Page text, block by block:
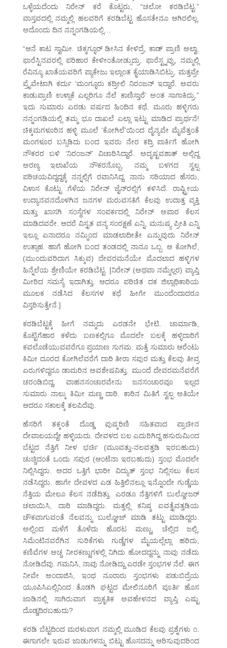
ಒಳ್ಳೆಯದೆಂದು ನಿರೇನ್ ಕರೆ ಕೊಟ್ಟರು, “ಚಲೋ ಕರಡಿಬೆಟ್ಟ.”
ವಾಸ್ತವದಲ್ಲಿ ನಮ್ಮಲ್ಲಿ ಹಲವರಿಗೆ ಕರಡಿಬೆಟ್ಟ ಹೊಸತೇನೂ ಆಗಿರಲಿಲ್ಲ.
ಅದೊಂದು ದಿನ ನನ್ನಂಗಡಿಯಲ್ಲಿ…
“ಆನೆ ಕಾಟ ಸ್ವಾಮೀ. ಚಿಕ್ಮಗ್ಳೂರ್ ಡೀಸಿನ ಕೇಳಿದ್ರೆ, ಕಾಡ್ ಪ್ರಾಣಿ ಅಲ್ವಾ.
ಫಾರೆಸ್ಟಿನವರಲ್ಲಿ ಪರಿಹಾರ ಕೇಳೀಂತೋಡ್ಸುದ್ರು. ಫಾರೆಸ್ಟ್ನವ್ರು, ನಮ್ಮಲ್ಲಿ
ರೆವಿನ್ಯೂ ಖಾತೆಯವರಿಗೆ ಪ್ಯಾಕೇಜು ಇಲ್ಲಾಂತ ಕೈಯಾಡಿಸಿಬಿಟ್ರು. ಮತ್ತವ್ರೇ
ಪ್ರೈವೇಟಾಗಿ ಕರ್ದು ‘ಮಂಗ್ಳೂರು ಕದ್ರೀಲಿ ನಿರಂಜನ್ ಇದ್ದಾರೆ. ಅವರು
ಕಾಡುಪ್ರಾಣಿ ಉಳ್ಸಾಕೆ ಎಲ್ಲರಿಗೂ ನೆಲೆ ಕಾಣಿಸ್ತಾರೆ’ ಅಂತ ಸಾಗಾಕಿದ್ರು.”
ಇದು ಸುಮಾರು ಎರಡು ವರ್ಷದ ಹಿಂದಿನ ಕಥೆ. ಮೂರು ಹಳ್ಳಿಗರು
ನನ್ನಂಗಡಿಯಲ್ಲಿ ತಮ್ಮ ಭೂ ದಾಖಲೆ ಎಲ್ಲಾ ಇಟ್ಟು ಮಾಡಿದ ಪ್ರಾರ್ಥನೆ!
ಚಿಕ್ಕಮಗಳೂರಿನ ಹಳ್ಳಿ ಮೂಲೆ ‘ಕೋಗಿಲೆ’ಯಿಂದ ದೈನ್ಯವೇ ಮೈವೆತ್ತಂತೆ
ಮಂಗಳೂರ ಬಸ್ಸಿಡಿದು ಬಂದ ಇವರು ನೇರ ಕದ್ರಿ ಪಾರ್ಕಿಗೆ ಹೋಗಿ
ನೌಕರರ ಬಳಿ ‘ನಿರಂಜನ್’ ವಿಚಾರಿಸಿದ್ದಾರೆ. ಅದೃಷ್ಟವಶಾತ್ ಅಲ್ಲಿದ್ದ
ಅರಣ್ಯ ಇಲಾಖೆಯ ನೌಕರನೊಬ್ಬ, ನಮ್ಮ ಬಳಗದ ಸ್ವಲ್ಪ
ಪರಿಚಯವಿದ್ದದ್ದಕ್ಕೆ ನನ್ನಲ್ಲಿಗೆ ರವಾನಿಸಿದ್ದ. ನಾನು ಸರಿಯಾದ ಹೆಸರು,
ವಿಳಾಸ ಕೊಟ್ಟು ಗೆಳೆಯ ನಿರೇನ್ ಜೈನ್‌ರಲ್ಲಿಗೆ ಕಳಿಸಿದೆ. ರಾಷ್ಟ್ರೀಯ
ಉದ್ಯಾನವನದೊಳಗಿನ ಜನಗಳ ಮರುವಸತಿಗೆ ಕೆಲವು ಉದಾತ್ತ ವ್ಯಕ್ತಿ
ಮತ್ತು ಖಾಸಗಿ ಸಂಸ್ಥೆಗಳ ಸಂಪರ್ಕದಲ್ಲಿ ನಿರೇನ್ ಅಪಾರ ಕೆಲಸ
ಮಾಡಿದವರೇ. ಆದರೆ ವಿಸ್ತೃತ ವನ್ಯ ಸಂರಕ್ಷಣೆ ಎನ್ನಿ, ಮನುಷ್ಯ ಪ್ರೀತಿ ಎನ್ನಿ
ಇಲ್ಲೂ ಏನಾದರೂ ನಮ್ಮಿಂದ ಮಾಡಲಾದೀತೇ ಎನ್ನುವುದು ನಿರೇನ್
ಉತ್ಸಾಹ. ಹಾಗೆ ಹೋಗಿ ಬಂದ ತಂಡದಲ್ಲಿ ನಾನೂ ಒಬ್ಬ. ಆ ಕೋಗಿಲೆ,
(ಮುಂದುವರಿದಾಗ ಸಿಕ್ಕುವ) ದೇವರಮನೆಯೇ ಮೊದಲಾದ ಹಳ್ಳಿಗಳ
ಹಿನ್ನೆಲೆಯ ಶ್ರೇಣಿಯೇ ಕರಡಿಬೆಟ್ಟ. [ನಿರೇನ್ (ಅಥವಾ ನಮ್ಮೆಲ್ಲರ) ವ್ಯಾಪ್ತಿ
ಮೀರಿದ ಸಮಸ್ಯೆ ಇದಾಗಿತ್ತು. ಆದರೂ ಪರಿಚಿತ ದಕ ಜಿಲ್ಲಾಧಿಕಾರಿಯ
ಮೂಲಕ ನಡೆಸಿದ ಕೆಲಸಗಳ ಕಥೆ ಹೀಗೇ ಮುಂದೆಂದಾದರೂ
ವಿಸ್ತರಿಸುತ್ತೇನೆ.]
ಕರಡಿಬೆಟ್ಟಕ್ಕೆ ಹೀಗೆ ನಮ್ಮದು ಎರಡನೇ ಭೇಟಿ. ಚಾರ್ಮಾಡಿ,
ಕೊಟ್ಟಿಗೆಹಾರ ಕಳೆದು ಬಣಕಲ್ಲಿಗೂ ಮೊದಲೇ ಬಲಕ್ಕೆ ಹಳ್ಳಿದಾರಿಗೆ
ಕವಲೊಡೆಯುವವರೆಗೂ ಪ್ರಯಾಣ ಸುಗಮ. ಮತ್ತೆ ಸುಮಾರು ಆರೆಂಟು
ಕಿಮೀ ದೂರದ ಕೋಗಿಲೆವರೆಗೆ ದಾರಿ ತೀರಾ ಸಪುರ ಮತ್ತು ಕೆಲವು ತೀವ್ರ
ಏರುಗಳಿದ್ದರೂ ಡಾಮರಿನ ಅವಶೇಷವಿತ್ತು. ಮುಂದೆ ದೇವರಮನೆವರೆಗೆ
ಚರಂಡಿಬಿದ್ದ, ವಾಹನಸಂಚಾರವೇನು ಜನಸಂಚಾರವೂ ಇಲ್ಲದ
ಸುಮಾರು ನಾಲ್ಕು ಕಿಮೀ ಮಣ್ಣ ದಾರಿ. ಕಾರಿನ ಮಿತಿಗೆ ಸ್ವಲ್ಪ ಅತಿಯೇ
ಆದರೂ ಸಕಾಲಕ್ಕೆ ತಲಪಿದೆವು.
ಹೆಸರಿಗೆ ತಕ್ಕಂತೆ ದೊಡ್ಡ ಪುಷ್ಕರಿಣಿ ಸಹಿತವಾದ ಪ್ರಾಚೀನ
ದೇವಾಲಯದ್ದೇ ಹಳ್ಳಿಯದು. ದೇವಳದ ಬಲ ಎದುರಿಗಿದ್ದ ಹಸುರುಮಿಂದ
ಬೆಟ್ಟದ ನೆತ್ತಿಗೆ ನೀಳ ಭರ್ಚಿ (ಮೂವತ್ತು-ನಲವತ್ತಡಿ ಇರಬಹುದು)
ಚುಚ್ಚಿದಂತೆ ಒಂದು ಸಪುರ (ಆಂಟೆನಾ ಇರಬಹುದು) ಸ್ತಂಭ ಮೊದಲೇ
ನಿಲ್ಲಿಸಿದ್ದರು. ಅದರ ಒತ್ತಿಗೆ ಭಾರೀ ವಿದ್ಯುತ್ ಸ್ತಂಭ ನಿಲ್ಲಿಸಲು ಕೆಲಸ
ನಡೆಸಿದ್ದರು. ಹಾಗೇ ದೇವಳದ ಎಡ ಹಿತ್ತಿಲಿನಲ್ಲೂ ಇನ್ನೊಂದೇ ಗುಡ್ಡೆಯ
ನೆತ್ತಿಯ ಮೇಲೂ ಕೆಲಸ ನಡೆದಿತ್ತು. ಎರಡೂ ನೆತ್ತಿಗಳಿಗೆ ಬುಲ್ಡೋಜರ್
ಚಲಾಯಿಸಿ, ದಾರಿ ಮಾಡಿದ್ದರು. ಮತ್ತಲ್ಲಿ ಕನಿಷ್ಠ ಐವತ್ತೈವತ್ತಡಿಯ
ಚೌಕವಾಗುವಂತೆ ನೆಲವನ್ನು ಬುಲ್ಡೋಜ್ ಮಾಡಿ ತಟ್ಟು ಮಾಡಿದ್ದರು.
ಅಲ್ಲಿಂದ ಮಳೆಗೆ ತೊಳೆದು ಹೊರಟ ಮಣ್ಣು, ಚೆಲ್ಲಿದ ಜಲ್ಲಿ,
ಸಿಮೆಂಟಿನವರೆಗಿನ ಸುರಿಕೆಗಳು ಗುಡ್ಡೆಗಳ ಮೈಯಲ್ಲೆಲ್ಲಾ ಹರಿದು,
ಕಣಿವೆಗಳ ಅಚ್ಚ ನೀರಕಣ್ಣುಗಳಲ್ಲಿ ನಿಗಿದು ಹೋದದ್ದನ್ನು ನಾವು ನಡೆದು
ನೋಡಿದೆವು. ಗಮನಿಸಿ, ನಾವು ನೋಡಿದ್ದು ಎರಡೇ ಸ್ತಂಭಗಳ ನೆಲೆ. ಈಗ
ನೀವೇ ಅಂದಾಜಿಸಿ, ಇಂಥ ನೂರಾರು ಸ್ತಂಭಗಳು ಪಡುಬಿದ್ರೆಯ
ಯೂಪಿಸಿಎಲ್ಲಿನಿಂದ ತೊಡಗಿ ಘಟ್ಟದ ಮೇಲಿನೂರಿಗೆ ಪೂರ್ತಿ ಹೊಸ
ಜಾಡಿನಲ್ಲಿ ಸಾಗಿರುವಾಗ ಪ್ರಾಕೃತಿಕ ಅವಹೇಳನದ ವ್ಯಾಪ್ತಿ ಎಷ್ಟು
ದೊಡ್ಡದಿರಬಹುದು?
ಕರಡಿ ಬೆಟ್ಟದಿಂದ ಮರಳುವಾಗ ನಮ್ಮಲ್ಲಿ ಮೂಡಿದ ಕೆಲವು ಪ್ರಶ್ನೆಗಳು ೧.
ಈಗಾಗಲೇ ಇರುವ ಜಾಡುಗಳನ್ನು ಬಿಟ್ಟು ಹೊಸದನ್ನು ಆರಿಸುವುದರಿಂದ